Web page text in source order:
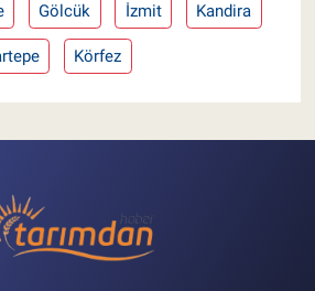
Gölcük İzmit Kandira
Körfez